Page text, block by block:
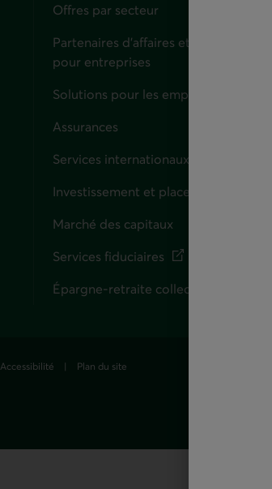
Offres par secteur
Partenaires d’affaires et solutions
pour entreprises
Solutions pour les employeurs
Assurances
Services internationaux
Investissement et placements
Marché des capitaux
Services fiduciaires
Épargne-retraite collective
Accessibilité Plan du site